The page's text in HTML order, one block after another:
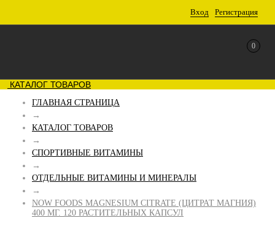
Вход Регистрация
0
КАТАЛОГ ТОВАРОВ
ГЛАВНАЯ СТРАНИЦА
→
КАТАЛОГ ТОВАРОВ
→
СПОРТИВНЫЕ ВИТАМИНЫ
→
ОТДЕЛЬНЫЕ ВИТАМИНЫ И МИНЕРАЛЫ
→
NOW FOODS MAGNESIUM CITRATE (ЦИТРАТ МАГНИЯ)
400 МГ. 120 РАСТИТЕЛЬНЫХ КАПСУЛ